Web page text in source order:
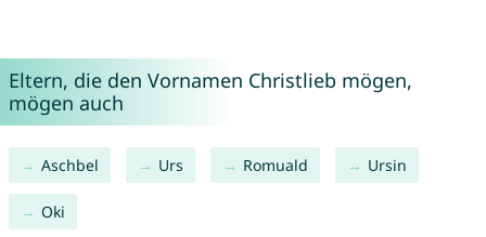
Eltern, die den Vornamen Christlieb mögen,
mögen auch
Aschbel Urs Romuald Ursin
Oki